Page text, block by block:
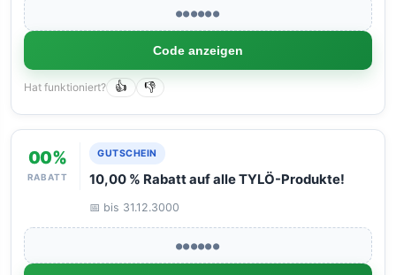
●●●●●●
Code anzeigen
Hat funktioniert? 👍 👎
00%
RABATT
GUTSCHEIN
10,00 % Rabatt auf alle TYLÖ-Produkte!
📅 bis 31.12.3000
●●●●●●